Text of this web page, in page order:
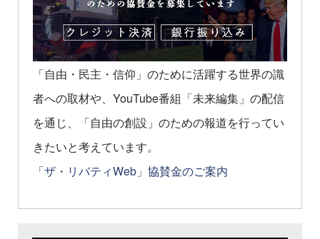
「自由・民主・信仰」のために活躍する世界の識
者への取材や、YouTube番組「未来編集」の配信
を通じ、「自由の創設」のための報道を行ってい
きたいと考えています。
「ザ・リバティWeb」協賛金のご案内